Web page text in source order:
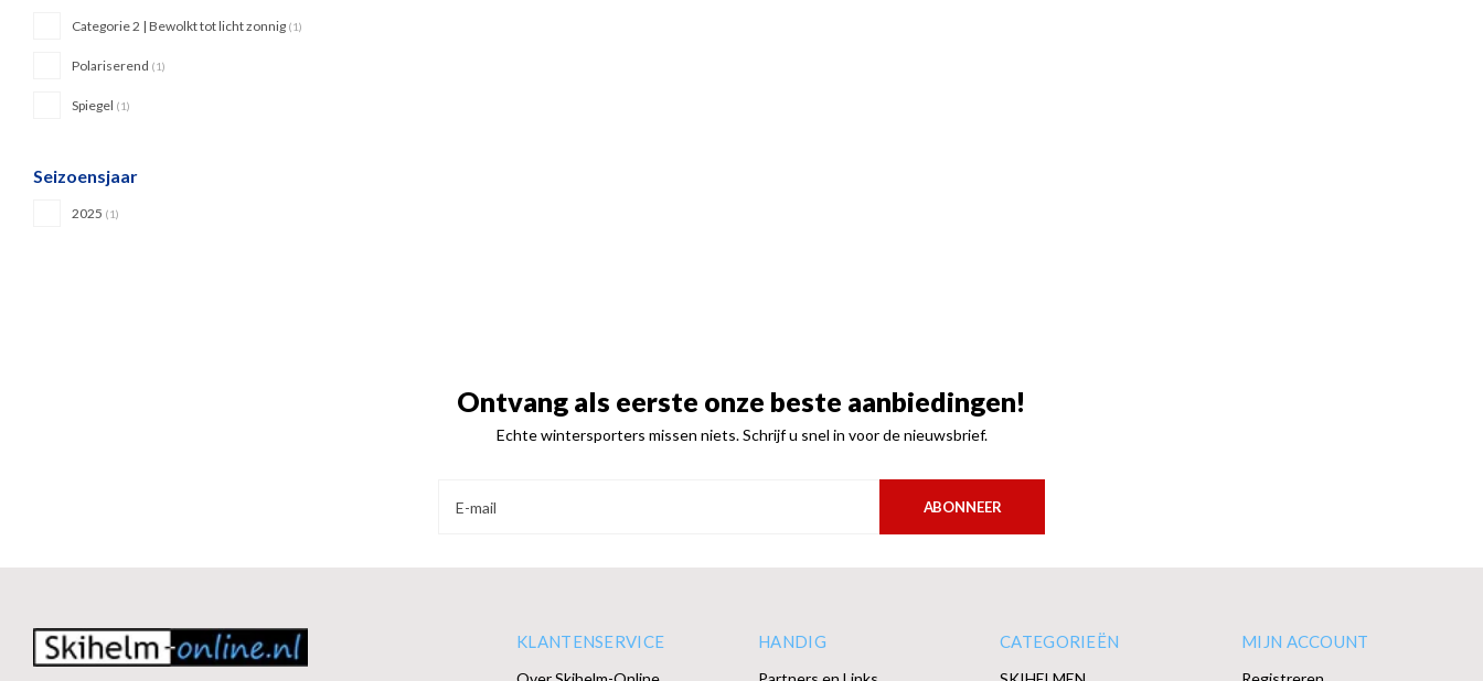
Categorie 2 | Bewolkt tot licht zonnig (1)
Polariserend (1)
Spiegel (1)
Seizoensjaar
2025 (1)
Ontvang als eerste onze beste aanbiedingen!
Echte wintersporters missen niets. Schrijf u snel in voor de nieuwsbrief.
ABONNEER
KLANTENSERVICE HANDIG CATEGORIEËN MIJN ACCOUNT